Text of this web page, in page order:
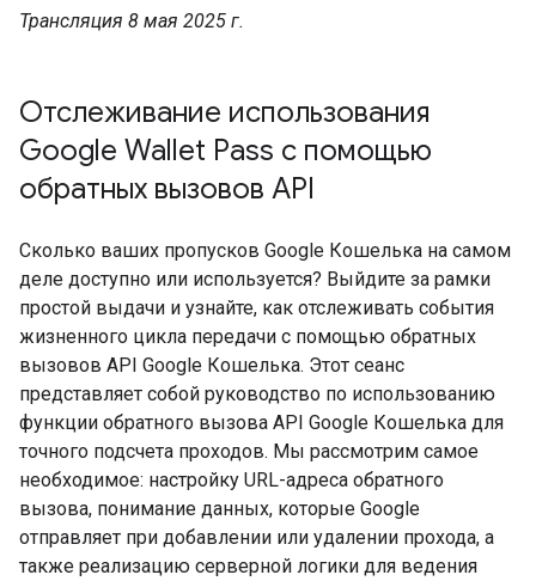
Трансляция 8 мая 2025 г.
Отслеживание использования
Google Wallet Pass с помощью
обратных вызовов API
Сколько ваших пропусков Google Кошелька на самом
деле доступно или используется? Выйдите за рамки
простой выдачи и узнайте, как отслеживать события
жизненного цикла передачи с помощью обратных
вызовов API Google Кошелька. Этот сеанс
представляет собой руководство по использованию
функции обратного вызова API Google Кошелька для
точного подсчета проходов. Мы рассмотрим самое
необходимое: настройку URL-адреса обратного
вызова, понимание данных, которые Google
отправляет при добавлении или удалении прохода, а
также реализацию серверной логики для ведения